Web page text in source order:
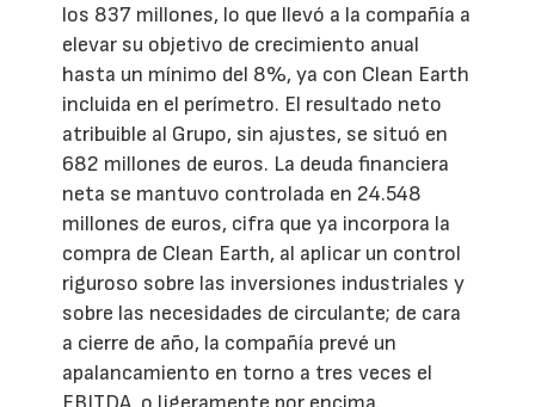
los 837 millones, lo que llevó a la compañía a
elevar su objetivo de crecimiento anual
hasta un mínimo del 8%, ya con Clean Earth
incluida en el perímetro. El resultado neto
atribuible al Grupo, sin ajustes, se situó en
682 millones de euros. La deuda financiera
neta se mantuvo controlada en 24.548
millones de euros, cifra que ya incorpora la
compra de Clean Earth, al aplicar un control
riguroso sobre las inversiones industriales y
sobre las necesidades de circulante; de cara
a cierre de año, la compañía prevé un
apalancamiento en torno a tres veces el